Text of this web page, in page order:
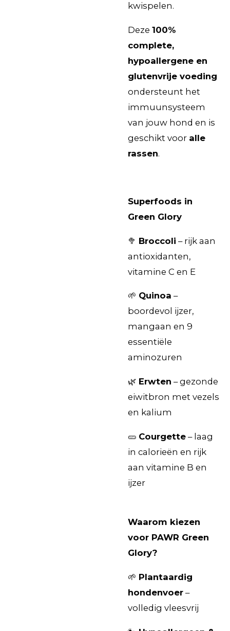
kwispelen.
Deze 100%
complete,
hypoallergene en
glutenvrije voeding
ondersteunt het
immuunsysteem
van jouw hond en is
geschikt voor alle
rassen.
Superfoods in
Green Glory
🥦 Broccoli – rijk aan
antioxidanten,
vitamine C en E
🌱 Quinoa –
boordevol ijzer,
mangaan en 9
essentiële
aminozuren
🌿 Erwten – gezonde
eiwitbron met vezels
en kalium
🥒 Courgette – laag
in calorieën en rijk
aan vitamine B en
ijzer
Waarom kiezen
voor PAWR Green
Glory?
🌱 Plantaardig
hondenvoer –
volledig vleesvrij